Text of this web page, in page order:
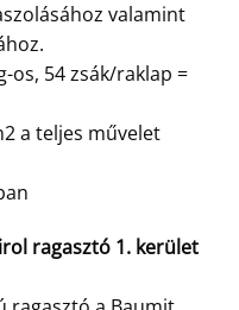
valamint
os, 54 zsák/raklap =
a teljes művelet
ragasztó 1. kerület